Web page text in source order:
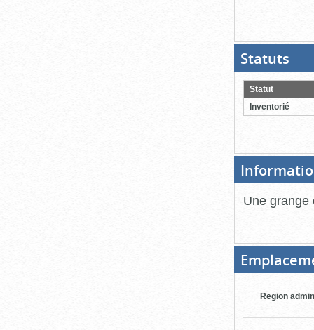
Statuts
pour
Statut
Inventorié
Une grange
Region